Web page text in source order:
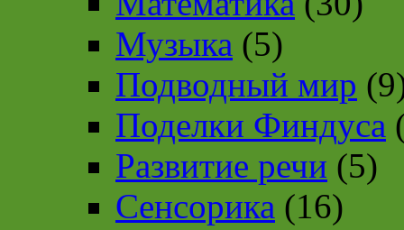
Музыка (5)
Подводный мир
Поделки Финдуса
Развитие речи (5)
Сенсорика (16)